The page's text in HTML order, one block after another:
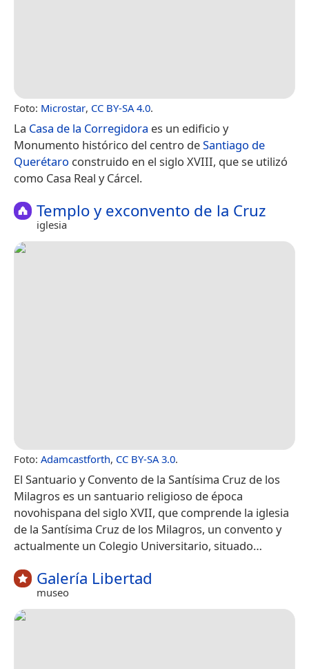
Foto: Microstar, CC BY-SA 4.0.
La Casa de la Corregidora es un edificio y
Monumento histórico del centro deSantiago de
Querétaro construido en el siglo XVIII, que se utilizó
como Casa Real y Cárcel.
Templo y exconvento de la Cruz
iglesia
Foto: Adamcastforth, CC BY-SA 3.0.
El Santuario y Convento de la Santísima Cruz de los
Milagros es un santuario religioso de época
novohispana del siglo XVII, que comprende la iglesia
de la Santísima Cruz de los Milagros, un convento y
actualmente un Colegio Universitario, situado…
Galería Libertad
museo